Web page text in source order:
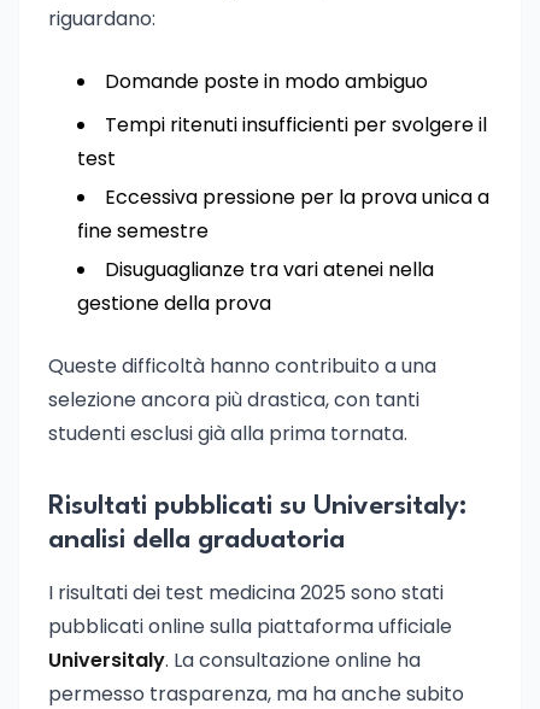
riguardano:
Domande poste in modo ambiguo
Tempi ritenuti insufficienti per svolgere il
test
Eccessiva pressione per la prova unica a
fine semestre
Disuguaglianze tra vari atenei nella
gestione della prova
Queste difficoltà hanno contribuito a una
selezione ancora più drastica, con tanti
studenti esclusi già alla prima tornata.
Risultati pubblicati su Universitaly:
analisi della graduatoria
I risultati dei test medicina 2025 sono stati
pubblicati online sulla piattaforma ufficiale
Universitaly. La consultazione online ha
permesso trasparenza, ma ha anche subito